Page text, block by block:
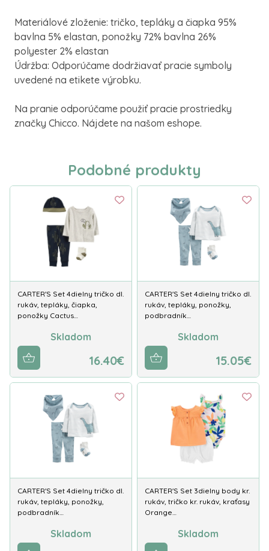
Materiálové zloženie: tričko, tepláky a čiapka 95%
bavlna 5% elastan, ponožky 72% bavlna 26%
polyester 2% elastan
Údržba: Odporúčame dodržiavať pracie symboly
uvedené na etikete výrobku.
Na pranie odporúčame použiť pracie prostriedky
značky Chicco. Nájdete na našom eshope.
Podobné produkty
CARTER'S Set 4dielny tričko dl.
rukáv, tepláky, čiapka,
ponožky Cactus…
Skladom
16.40€
CARTER'S Set 4dielny tričko dl.
rukáv, tepláky, ponožky,
podbradník…
Skladom
15.05€
CARTER'S Set 4dielny tričko dl.
rukáv, tepláky, ponožky,
podbradník…
Skladom
CARTER'S Set 3dielny body kr.
rukáv, tričko kr. rukáv, kraťasy
Orange…
Skladom